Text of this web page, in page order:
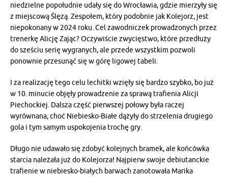
niedzielne popołudnie udały się do Wrocławia, gdzie mierzyły się
z miejscową Ślęzą. Zespołem, który podobnie jak Kolejorz, jest
niepokonany w 2024 roku. Cel zawodniczek prowadzonych przez
trenerkę Alicję Zając? Oczywiście zwycięstwo, które przedłuży
do sześciu serię wygranych, ale przede wszystkim pozwoli
ponownie przesunąć się w górę ligowej tabeli.
I za realizację tego celu lechitki wzięły się bardzo szybko, bo już
w 10. minucie objęły prowadzenie za sprawą trafienia Alicji
Piechockiej. Dalsza część pierwszej połowy była raczej
wyrównana, choć Niebiesko-Białe dążyły do strzelenia drugiego
gola i tym samym uspokojenia trochę gry.
Długo nie udawało się zdobyć kolejnych bramek, ale końcówka
starcia należała już do Kolejorza! Najpierw swoje debiutanckie
trafienie w niebiesko-białych barwach zanotowała Marika